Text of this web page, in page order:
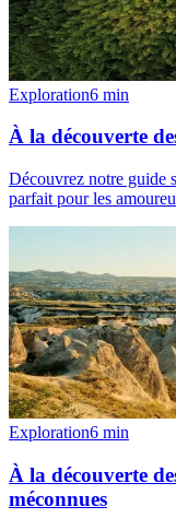
Exploration6 min
À la découverte
Découvrez notre guide
parfait pour les
Exploration6 min
À la découverte
méconnues